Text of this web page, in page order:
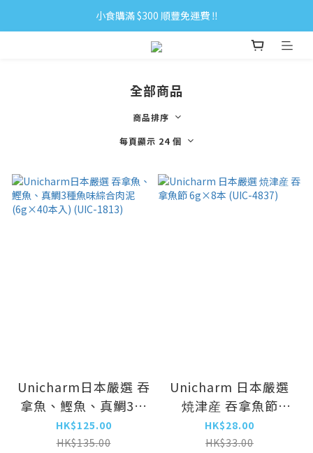
小食購滿 $300 順豐免運費 ‼
小食購滿 $300 順豐免運費 ‼
全單購滿 $500 免運費 ♥︎ 會員積分回贈 $1＝1Pt.
全部商品
商品排序
每頁顯示 24 個
Unicharm日本嚴選 吞
拿魚、鰹魚、真鯛3種
魚味綜合肉泥(6g×40
本入) (UIC-1813)
HK$125.00
HK$135.00
Unicharm 日本嚴選
焼津産 吞拿魚節
6g×8本 (UIC-4837)
HK$28.00
HK$33.00